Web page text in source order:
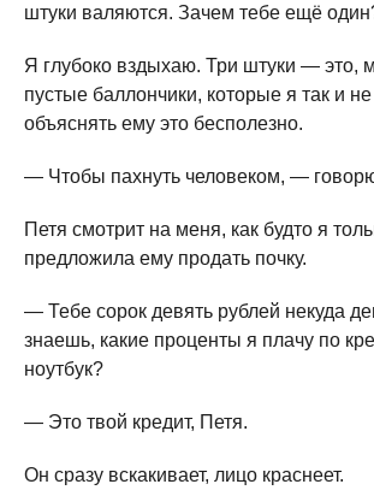
штуки валяются. Зачем тебе ещё
Я глубоко вздыхаю. Три штуки — это,
пустые баллончики, которые я так и
объяснять ему это бесполезно.
— Чтобы пахнуть человеком, —
Петя смотрит на меня, как будто я
предложила ему продать почку.
— Тебе сорок девять рублей некуда
знаешь, какие проценты я плачу по
ноутбук?
— Это твой кредит, Петя.
Он сразу вскакивает, лицо краснеет.